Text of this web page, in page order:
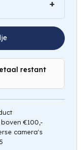
restant
€100,-
camera's